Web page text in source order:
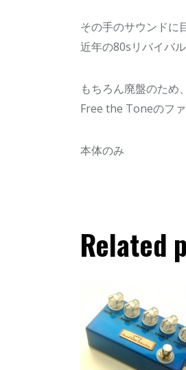
その手のサウンドに
近年の80sリバイバ
もちろん廃盤のため
Free the Toneのファ
本体のみ
Related